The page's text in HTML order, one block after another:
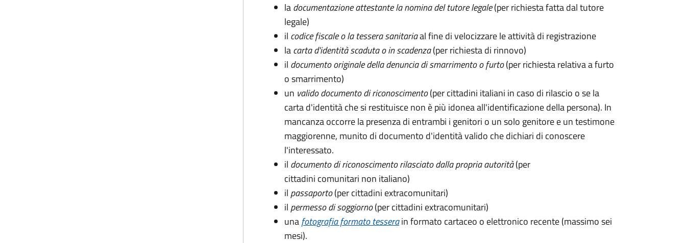
ladocumentazioneattestante la nomina del tutore legale(per richiesta fatta dal tutore
legale)
il codice fiscale o la tessera sanitariaal fine di velocizzare le attività di registrazione
lacarta d'identità scaduta o in scadenza(per richiesta di rinnovo)
il documento originale della denuncia di smarrimento o furto(per richiesta relativa a furto
o smarrimento)
un valido documento di riconoscimento(per cittadini italiani in caso di rilascio o se la
carta d'identità che si restituisce non è più idonea all'identificazione della persona). In
mancanza occorre la presenza di entrambi i genitori o un solo genitore e un testimone
maggiorenne, munito di documento d'identità valido che dichiari di conoscere
l'interessato.
il documento di riconoscimento rilasciato dalla propria autorità(per
cittadini comunitari non italiano)
il passaporto(per cittadini extracomunitari)
il permesso di soggiorno(per cittadini extracomunitari)
unafotografia formato tesserain formato cartaceo o elettronico recente (massimo sei
mesi).